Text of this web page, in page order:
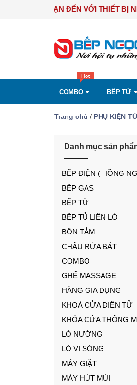
CHÀO MỪNG BẠN ĐẾN VỚI
COMBO BẾP TỪ
Trang chủ / PHỤ KIỆN
Danh mục sản
BẾP ĐIỆN ( HỒNG
BẾP GAS
BẾP TỪ
BẾP TỦ LIỀN LÒ
BỒN TẮM
CHẬU RỬA BÁT
COMBO
GHẾ MASSAGE
HÀNG GIA DỤNG
KHOÁ CỬA ĐIỆN TỬ
KHÓA CỬA THÔNG
LÒ NƯỚNG
LÒ VI SÓNG
MÁY GIẶT
MÁY HÚT MÙI